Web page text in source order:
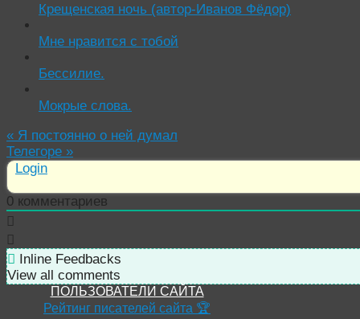
Крещенская ночь (автор-Иванов Фёдор)
Мне нравится с тобой
Бессилие.
Мокрые слова.
« Я постоянно о ней думал
Телегоре »
Login
0 комментариев
Inline Feedbacks
View all comments
ПОЛЬЗОВАТЕЛИ САЙТА
Рейтинг писателей сайта 🏆